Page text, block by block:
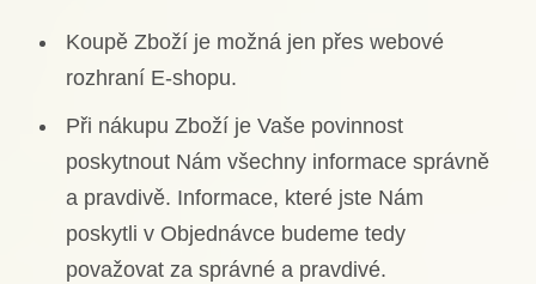
Koupě Zboží je možná jen přes webové
rozhraní E-shopu.
Při nákupu Zboží je Vaše povinnost
poskytnout Nám všechny informace správně
a pravdivě. Informace, které jste Nám
poskytli v Objednávce budeme tedy
považovat za správné a pravdivé.